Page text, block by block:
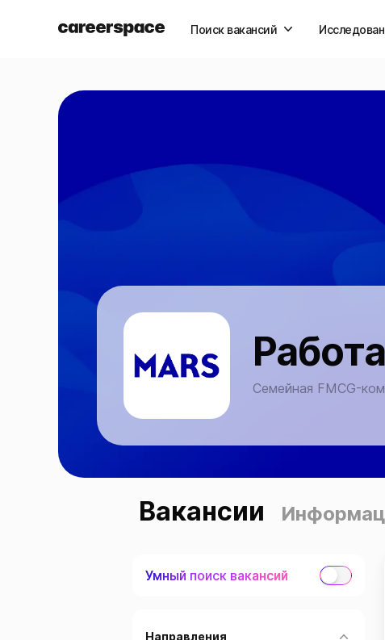
Поиск вакансий
Семейная FMCG-
Вакансии
Умный поиск вакансий
Направления